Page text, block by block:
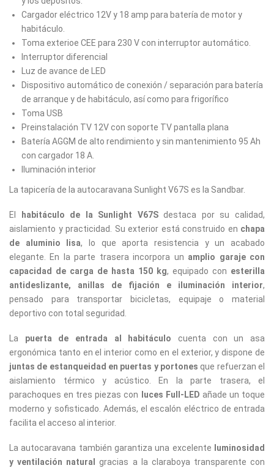
Cargador eléctrico 12V y 18 amp para batería de motor y
habitáculo.
Toma exterioe CEE para 230 V con interruptor automático.
Interruptor diferencial
Luz de avance de LED
Dispositivo automático de conexión / separación para batería
de arranque y de habitáculo, así como para frigorífico
Toma USB
Preinstalación TV 12V con soporte TV pantalla plana
Batería AGGM de alto rendimiento y sin mantenimiento 95 Ah
con cargador 18 A.
Iluminación interior
La tapicería de la autocaravana Sunlight V67S es la Sandbar.
El habitáculo de la Sunlight V67Sdestaca por su calidad,
aislamiento y practicidad. Su exterior está construido en chapa
de aluminio lisa, lo que aporta resistencia y un acabado
elegante. En la parte trasera incorpora un amplio garaje con
capacidad de carga de hasta 150 kg, equipado con esterilla
antideslizante, anillas de fijación e iluminación interior,
pensado para transportar bicicletas, equipaje o material
deportivo con total seguridad.
La puerta de entrada al habitáculo cuenta con un asa
ergonómica tanto en el interior como en el exterior, y dispone de
juntas de estanqueidad en puertas y portones que refuerzan el
aislamiento térmico y acústico. En la parte trasera, el
parachoques en tres piezas con luces Full-LED añade un toque
moderno y sofisticado. Además, el escalón eléctrico de entrada
facilita el acceso al interior.
La autocaravana también garantiza una excelente luminosidad
y ventilación natural gracias a la claraboya transparente con